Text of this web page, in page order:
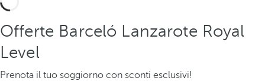
Offerte Barceló Lanzarote Royal
Level
Prenota il tuo soggiorno con sconti esclusivi!